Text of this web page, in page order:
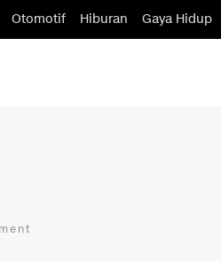
Otomotif Hiburan Gaya Hidup